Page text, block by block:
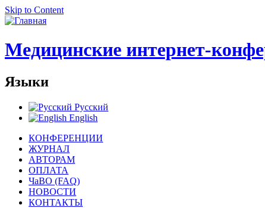
Skip to Content
Медицинские интернет-
Языки
Русский
English
КОНФЕРЕНЦИИ
ЖУРНАЛ
АВТОРАМ
ОПЛАТА
ЧаВО (FAQ)
НОВОСТИ
КОНТАКТЫ